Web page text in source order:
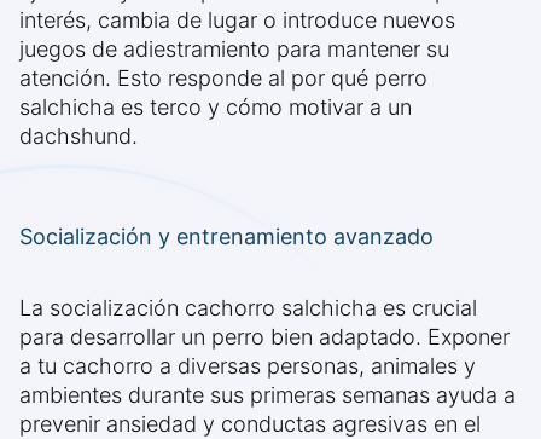
interés, cambia de lugar o introduce nuevos
juegos de adiestramiento para mantener su
atención. Esto responde al por qué perro
salchicha es terco y cómo motivar a un
dachshund.
Socialización y entrenamiento avanzado
La socialización cachorro salchicha es crucial
para desarrollar un perro bien adaptado. Exponer
a tu cachorro a diversas personas, animales y
ambientes durante sus primeras semanas ayuda a
prevenir ansiedad y conductas agresivas en el